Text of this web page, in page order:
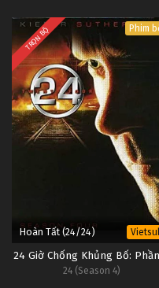
TRỌN BỘ Phim
Hoàn Tất (24/24)
24 Giờ Chống Khủng Bố:
24 (Season 4)